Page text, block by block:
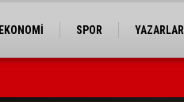
EKONOMİ SPOR YAZARLAR